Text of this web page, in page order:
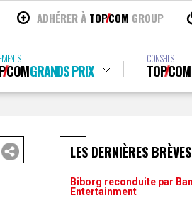
ADHÉRER À TOPCOM GROUP
COMGRANDS PRIX
CONSEILS
TOP
LES DERNIÈRES BRÈVES
Biborg reconduite par
Entertainment